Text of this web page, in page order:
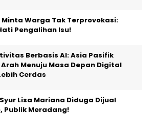
Minta Warga Tak Terprovokasi:
Pengalihan Isu!
Berbasis AI: Asia Pasifik
Arah Menuju Masa Depan Digital
Cerdas
Lisa Mariana Diduga Dijual
Publik Meradang!